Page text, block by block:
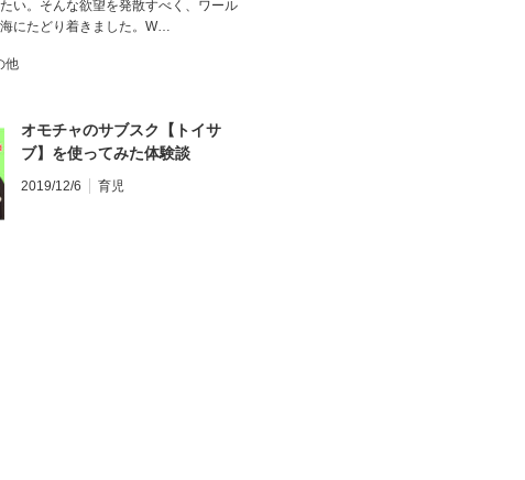
い。そんな欲望を発散すべく、ワール
にたどり着きました。W…
他
オモチャのサブスク【トイサ
ブ】を使ってみた体験談
2019/12/6 育児